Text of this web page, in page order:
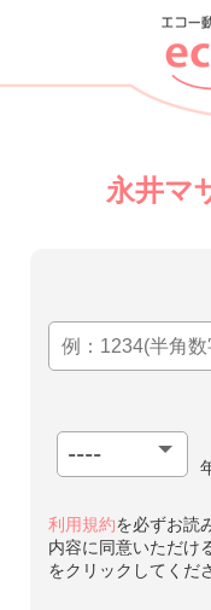
永井マ
利用規約を必ずお読
内容に同意いただけ
をクリックしてくだ